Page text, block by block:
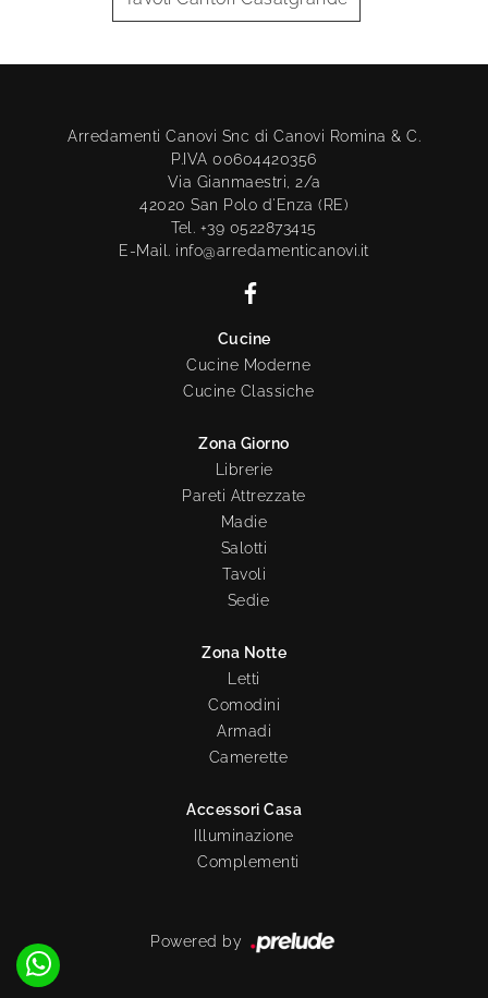
Arredamenti Canovi Snc di Canovi Romina & C.
P.IVA 00604420356
Via Gianmaestri, 2/a
42020 San Polo d'Enza (RE)
Tel. +39 0522873415
E-Mail. info@arredamenticanovi.it
Cucine
Cucine Moderne
Cucine Classiche
Zona Giorno
Librerie
Pareti Attrezzate
Madie
Salotti
Tavoli
Sedie
Zona Notte
Letti
Comodini
Armadi
Camerette
Accessori Casa
Illuminazione
Complementi
Powered by